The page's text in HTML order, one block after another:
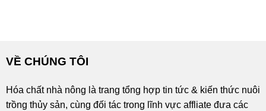
VỀ CHÚNG TÔI
Hóa chất nhà nông là trang tổng hợp tin tức & kiến thức nuôi
trồng thủy sản, cùng đối tác trong lĩnh vực affliate đưa các